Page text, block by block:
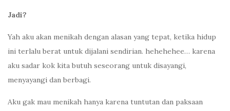
Jadi?
Yah aku akan menikah dengan alasan yang tepat, ketika hidup
ini terlalu berat untuk dijalani sendirian. hehehehee… karena
aku sadar kok kita butuh seseorang untuk disayangi,
menyayangi dan berbagi.
Aku gak mau menikah hanya karena tuntutan dan paksaan